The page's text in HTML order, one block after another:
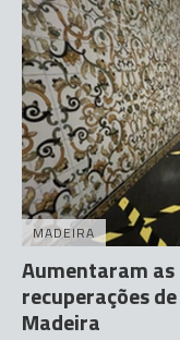
MADEIRA
Aumentaram
recuperações
Madeira